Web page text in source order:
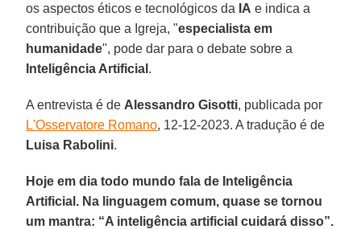
os aspectos éticos e tecnológicos da IA e indica a
contribuição que a Igreja, "especialista em
humanidade", pode dar para o debate sobre a
Inteligência Artificial .
A entrevista é de Alessandro Gisotti, publicada por
L'Osservatore Romano, 12-12-2023. A tradução é de
Luisa Rabolini.
Hoje em dia todo mundo fala de Inteligência
Artificial. Na linguagem comum, quase se tornou
um mantra: “A inteligência artificial cuidará disso”.